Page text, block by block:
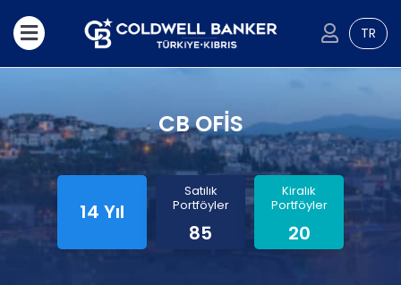
TR
CB OFİS
14 Yıl
Satılık
Portföyler
85
Kiralık
Portföyler
20